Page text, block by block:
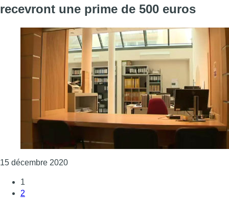
recevront une prime de 500 euros
15 décembre 2020Consulter l'article "Les agents des
1
2